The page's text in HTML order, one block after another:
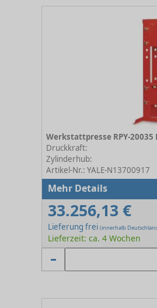
Werkstattpresse RPY-20035
Druckkraft:
Zylinderhub:
Artikel-Nr.: YALE-N13700917
Mehr Details
33.256,13 €
Lieferung frei (innerhalb
Lieferzeit: ca. 4 Wochen